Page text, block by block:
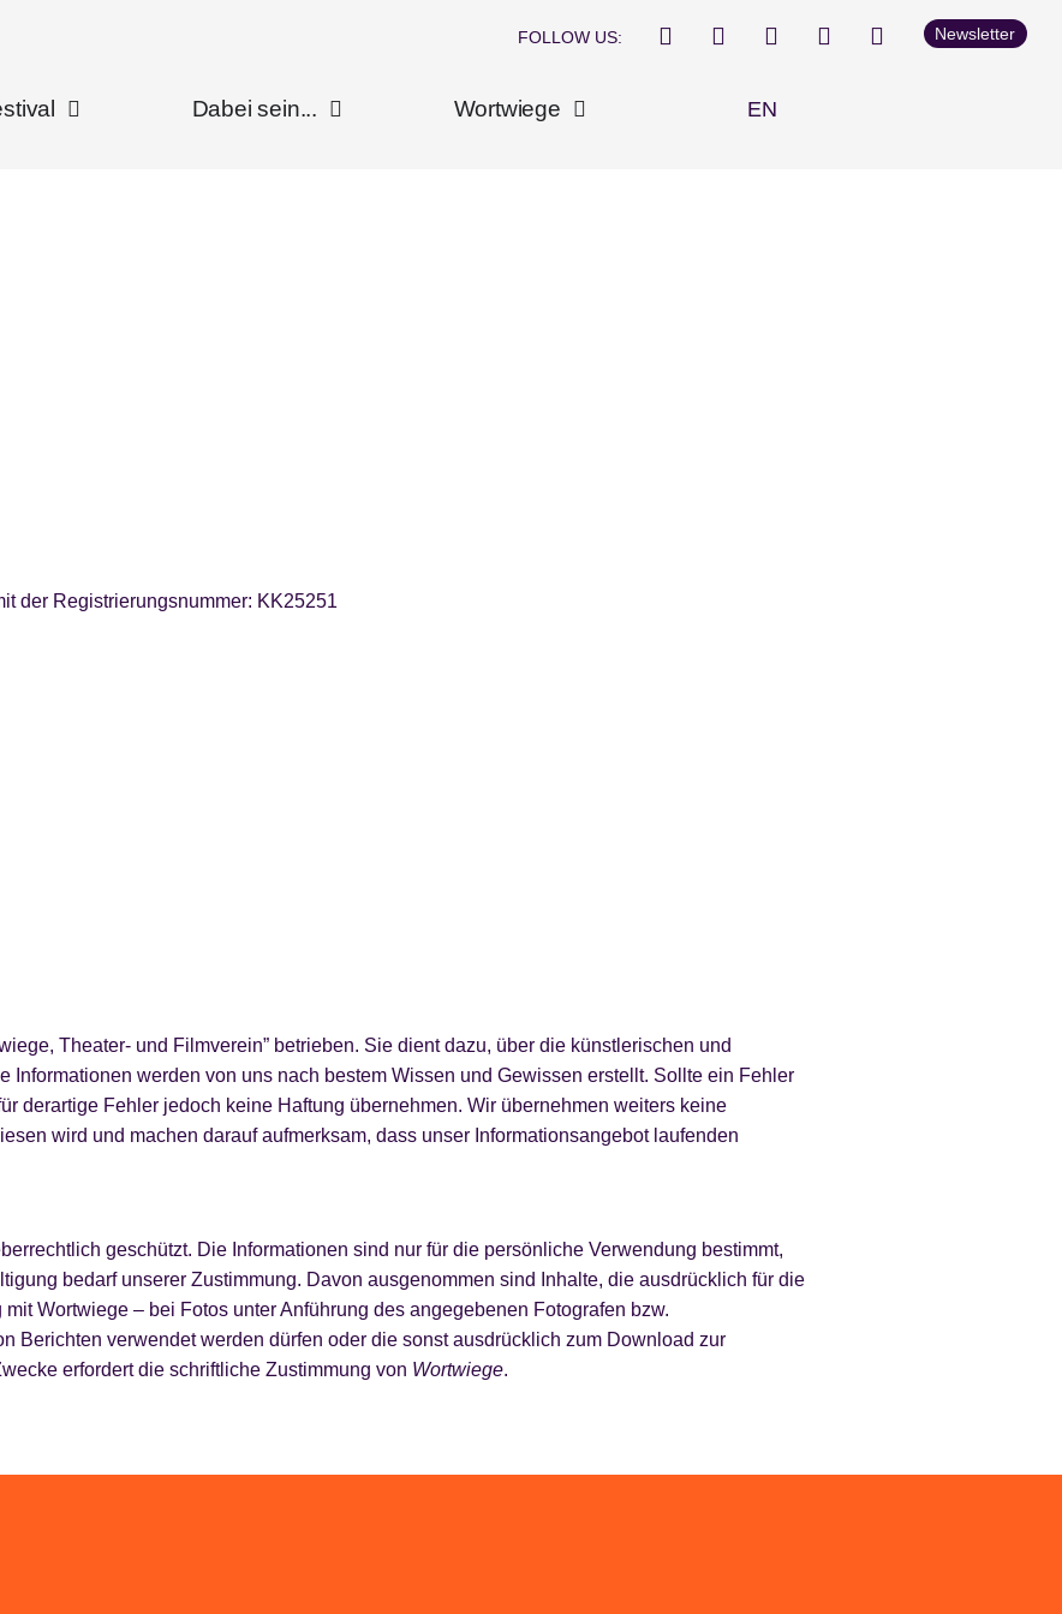
FOLLOW US: Newsletter
Dabei sein... Wortwiege EN
der Registrierungsnummer: KK25251
Theater- und Filmverein” betrieben. Sie dient dazu, über die künstlerischen und
Informationen werden von uns nach bestem Wissen und Gewissen erstellt. Sollte ein Fehler
derartige Fehler jedoch keine Haftung übernehmen. Wir übernehmen weiters keine
wird und machen darauf aufmerksam, dass unser Informationsangebot laufenden
geschützt. Die Informationen sind nur für die persönliche Verwendung bestimmt,
bedarf unserer Zustimmung. Davon ausgenommen sind Inhalte, die ausdrücklich für die
Wortwiege – bei Fotos unter Anführung des angegebenen Fotografen bzw.
Berichten verwendet werden dürfen oder die sonst ausdrücklich zum Download zur
erfordert die schriftliche Zustimmung von Wortwiege.